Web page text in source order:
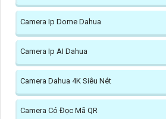
Camera Ip Dome Dahua
Camera Ip AI Dahua
Camera Dahua 4K Siêu Nét
Camera Có Đọc Mã QR